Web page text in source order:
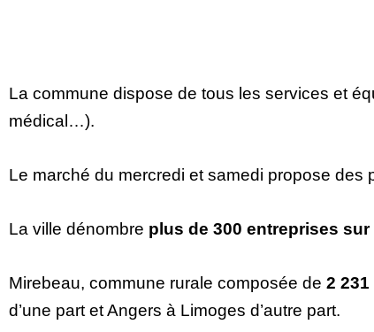
La commune dispose de tous les services et
médical…).
Le marché du mercredi et samedi propose des
La ville dénombre plus de 300 entreprises
Mirebeau, commune rurale composée de 2
d’une part et Angers à Limoges d’autre part.